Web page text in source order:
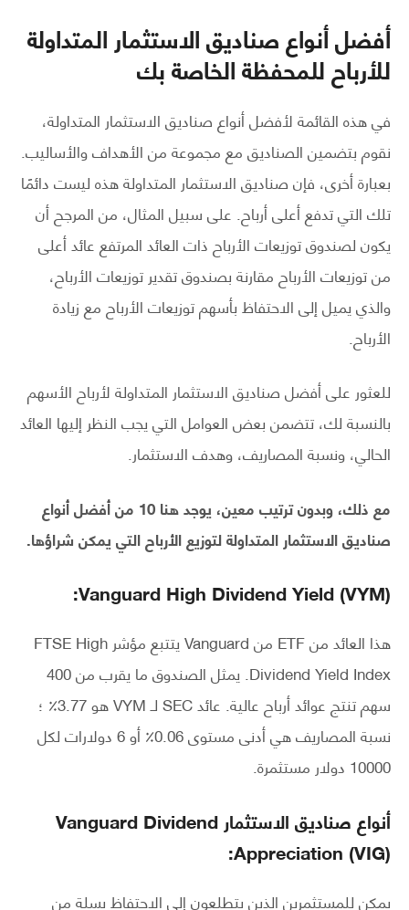
أفضل أنواع صناديق الاستثمارالمتداولة
للأرباح للمحفظة الخاصة بك
في هذه القائمة لأفضل أنواع صناديق الاستثمار المتداولة،
نقوم بتضمين الصناديق مع مجموعة من الأهداف والأساليب.
بعبارة أخرى، فإن صناديق الاستثمار المتداولة هذه ليست دائمًا
تلك التي تدفع أعلى أرباح. على سبيل المثال، من المرجح أن
يكون لصندوق توزيعات الأرباح ذات العائد المرتفع عائد أعلى
من توزيعات الأرباح مقارنة بصندوق تقدير توزيعات الأرباح،
والذي يميل إلى الاحتفاظ بأسهم توزيعات الأرباح مع زيادة
الأرباح.
للعثور على أفضل صناديق الاستثمار المتداولة لأرباح الأسهم
بالنسبة لك، تتضمن بعض العوامل التي يجب النظر إليها العائد
الحالي، ونسبة المصاريف، وهدف الاستثمار.
مع ذلك، وبدون ترتيب معين، يوجد هنا 10 من أفضل أنواع
صناديق الاستثمار المتداولة لتوزيع الأرباح التي يمكن شراؤها.
Vanguard High Dividend Yield (VYM):
هذا العائد من ETF من Vanguard يتتبع مؤشر FTSE High
Dividend Yield Index. يمثل الصندوق ما يقرب من 400
سهم تنتج عوائد أرباح عالية. عائد SEC لـ VYM هو 3.77٪ ؛
نسبة المصاريف هي أدنى مستوى 0.06٪ أو 6 دولارات لكل
10000 دولار مستثمرة.
أنواع صناديق الاستثمار Vanguard Dividend
Appreciation (VIG):
يمكن للمستثمرين الذين يتطلعون إلى الاحتفاظ بسلة من